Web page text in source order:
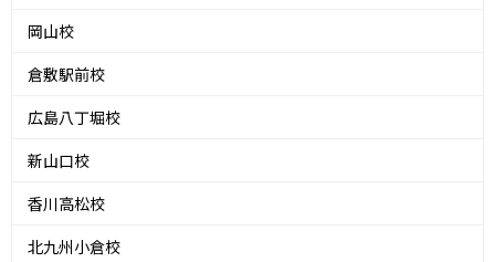
岡山校
倉敷駅前校
広島八丁堀校
新山口校
香川高松校
北九州小倉校